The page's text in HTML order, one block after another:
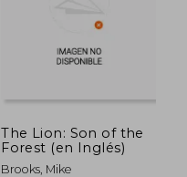
The Lion: Son of the
Forest (en Inglés)
Brooks, Mike